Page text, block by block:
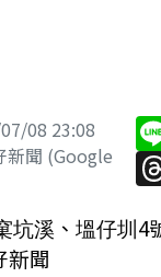
08 23:08
新聞 (Google
坑溪、塭仔圳4
新聞